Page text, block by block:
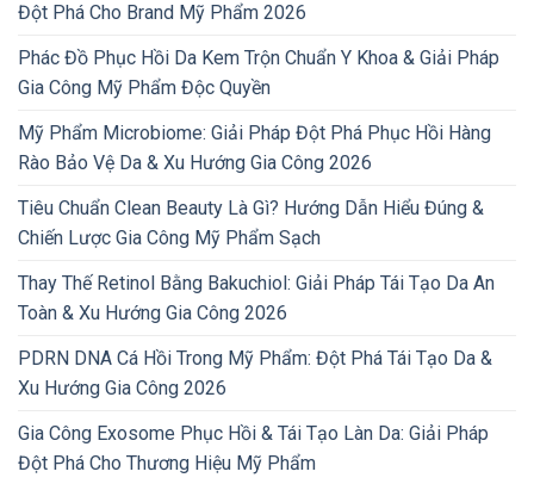
Đột Phá Cho Brand Mỹ Phẩm 2026
Phác Đồ Phục Hồi Da Kem Trộn Chuẩn Y Khoa & Giải Pháp
Gia Công Mỹ Phẩm Độc Quyền
Mỹ Phẩm Microbiome: Giải Pháp Đột Phá Phục Hồi Hàng
Rào Bảo Vệ Da & Xu Hướng Gia Công 2026
Tiêu Chuẩn Clean Beauty Là Gì? Hướng Dẫn Hiểu Đúng &
Chiến Lược Gia Công Mỹ Phẩm Sạch
Thay Thế Retinol Bằng Bakuchiol: Giải Pháp Tái Tạo Da An
Toàn & Xu Hướng Gia Công 2026
PDRN DNA Cá Hồi Trong Mỹ Phẩm: Đột Phá Tái Tạo Da &
Xu Hướng Gia Công 2026
Gia Công Exosome Phục Hồi & Tái Tạo Làn Da: Giải Pháp
Đột Phá Cho Thương Hiệu Mỹ Phẩm